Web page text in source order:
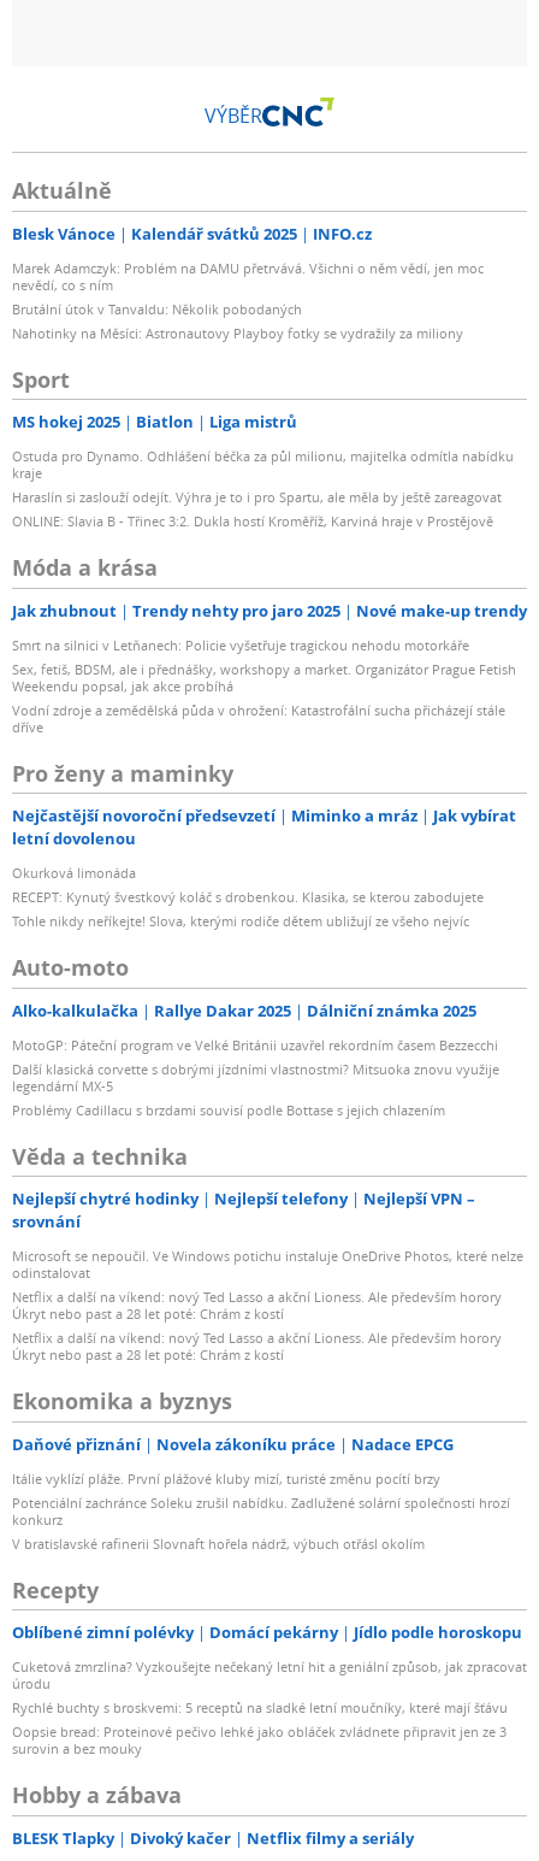
VÝBĚR
Aktuálně
Blesk Vánoce Kalendář svátků 2025 INFO.cz
Marek Adamczyk: Problém na DAMU přetrvává. Všichni o něm vědí, jen moc
nevědí, co s ním
Brutální útok v Tanvaldu: Několik pobodaných
Nahotinky na Měsíci: Astronautovy Playboy fotky se vydražily za miliony
Sport
MS hokej 2025 Biatlon Liga mistrů
Ostuda pro Dynamo. Odhlášení béčka za půl milionu, majitelka odmítla nabídku
kraje
Haraslín si zaslouží odejít. Výhra je to i pro Spartu, ale měla by ještě zareagovat
ONLINE: Slavia B - Třinec 3:2. Dukla hostí Kroměříž, Karviná hraje v Prostějově
Móda a krása
Jak zhubnout Trendy nehty pro jaro 2025 Nové make-up trendy
Smrt na silnici v Letňanech: Policie vyšetřuje tragickou nehodu motorkáře
Sex, fetiš, BDSM, ale i přednášky, workshopy a market. Organizátor Prague Fetish
Weekendu popsal, jak akce probíhá
Vodní zdroje a zemědělská půda v ohrožení: Katastrofální sucha přicházejí stále
dříve
Pro ženy a maminky
Nejčastější novoroční předsevzetí Miminko a mráz
Jak vybírat
letní dovolenou
Okurková limonáda
RECEPT: Kynutý švestkový koláč s drobenkou. Klasika, se kterou zabodujete
Tohle nikdy neříkejte! Slova, kterými rodiče dětem ubližují ze všeho nejvíc
Auto-moto
Alko-kalkulačka Rallye Dakar 2025 Dálniční známka 2025
MotoGP: Páteční program ve Velké Británii uzavřel rekordním časem Bezzecchi
Další klasická corvette s dobrými jízdními vlastnostmi? Mitsuoka znovu využije
legendární MX-5
Problémy Cadillacu s brzdami souvisí podle Bottase s jejich chlazením
Věda a technika
Nejlepší chytré hodinky Nejlepší telefony
Nejlepší VPN –
srovnání
Microsoft se nepoučil. Ve Windows potichu instaluje OneDrive Photos, které nelze
odinstalovat
Netflix a další na víkend: nový Ted Lasso a akční Lioness. Ale především horory
Úkryt nebo past a 28 let poté: Chrám z kostí
Netflix a další na víkend: nový Ted Lasso a akční Lioness. Ale především horory
Úkryt nebo past a 28 let poté: Chrám z kostí
Ekonomika a byznys
Daňové přiznání Novela zákoníku práce Nadace EPCG
Itálie vyklízí pláže. První plážové kluby mizí, turisté změnu pocítí brzy
Potenciální zachránce Soleku zrušil nabídku. Zadlužené solární společnosti hrozí
konkurz
V bratislavské rafinerii Slovnaft hořela nádrž, výbuch otřásl okolím
Recepty
Oblíbené zimní polévky Domácí pekárny Jídlo podle horoskopu
Cuketová zmrzlina? Vyzkoušejte nečekaný letní hit a geniální způsob, jak zpracovat
úrodu
Rychlé buchty s broskvemi: 5 receptů na sladké letní moučníky, které mají šťávu
Oopsie bread: Proteinové pečivo lehké jako obláček zvládnete připravit jen ze 3
surovin a bez mouky
Hobby a zábava
BLESK Tlapky Divoký kačer Netflix filmy a seriály